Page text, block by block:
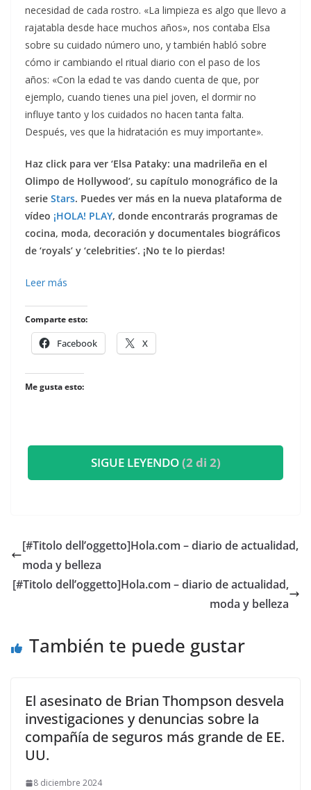
necesidad de cada rostro. «La limpieza es algo que llevo a
rajatabla desde hace muchos años», nos contaba Elsa
sobre su cuidado número uno, y también habló sobre
cómo ir cambiando el ritual diario con el paso de los
años: «Con la edad te vas dando cuenta de que, por
ejemplo, cuando tienes una piel joven, el dormir no
influye tanto y los cuidados no hacen tanta falta.
Después, ves que la hidratación es muy importante».
Haz click para ver ‘Elsa Pataky: una madrileña en el
Olimpo de Hollywood’, su capítulo monográfico de la
serie Stars. Puedes ver más en la nueva plataforma de
vídeo ¡HOLA! PLAY, donde encontrarás programas de
cocina, moda, decoración y documentales biográficos
de ‘royals’ y ‘celebrities’. ¡No te lo pierdas!
Leer más
Comparte esto:
Facebook X
Me gusta esto:
SIGUE LEYENDO(2 di 2)
[#Titolo dell’oggetto]​Hola.com – diario de actualidad,
moda y belleza
[#Titolo dell’oggetto]​Hola.com – diario de actualidad,
moda y belleza
También te puede gustar
El asesinato de Brian Thompson desvela
investigaciones y denuncias sobre la
compañía de seguros más grande de EE.
UU.
8 diciembre 2024